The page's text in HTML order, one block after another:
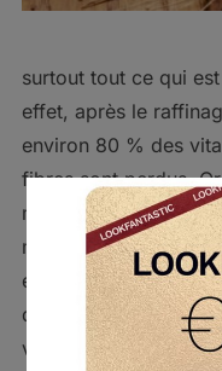
surtout tout ce qui
effet, après le
environ 80 % des
fibres sont perdus.
mieux assimiler les
meilleur équilibre
est devenu commun
des pâtes ou du pain
verras un grand